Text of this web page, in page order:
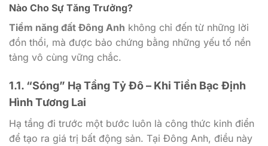
Nào Cho Sự Tăng Trưởng?
Tiềm năng đất Đông Anh không chỉ đến từ những lời
đồn thổi, mà được bảo chứng bằng những yếu tố nền
tảng vô cùng vững chắc.
1.1. “Sóng” Hạ Tầng Tỷ Đô – Khi Tiền Bạc Định
Hình Tương Lai
Hạ tầng đi trước một bước luôn là công thức kinh điển
để tạo ra giá trị bất động sản. Tại Đông Anh, điều này